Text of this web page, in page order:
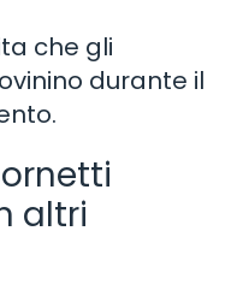
che gli
durante il
altri